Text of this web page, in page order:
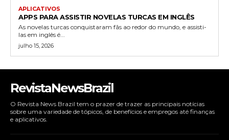
APLICATIVOS
APPS PARA ASSISTIR NOVELAS TURCAS EM INGLÊS
As novelas turcas conquistaram fãs ao redor do mundo, e assisti-
las em inglês é...
julho 15, 2026
RevistaNewsBrazil
O Revista News Brazil tem o prazer de trazer as principais notícias
sobre uma variedade de tópicos, de benefícios e empregos até finanças
e aplicativos.